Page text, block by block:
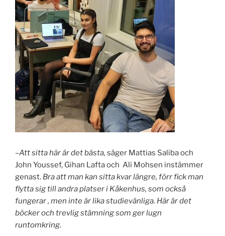
–Att sitta här är det bästa, säger Mattias Saliba och
John Youssef, Gihan Lafta och Ali Mohsen instämmer
genast. Bra att man kan sitta kvar längre, förr fick man
flytta sig till andra platser i Kåkenhus, som också
fungerar , men inte är lika studievänliga. Här är det
böcker och trevlig stämning som ger lugn
runtomkring.